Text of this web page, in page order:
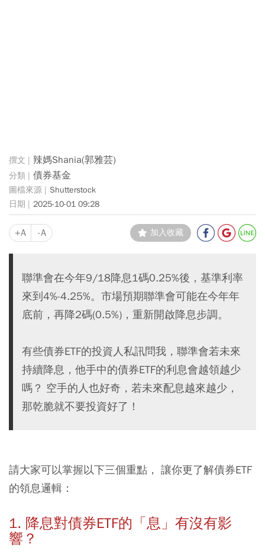
辣媽Shania(郭雅芸)
債券基金
Shutterstock
2025-10-01 09:28
+A -A 加入收藏
聯準會在今年9/18降息1碼0.25%後，基準利率
來到4%-4.25%。市場預期聯準會可能在今年年
底前，再降2碼(0.5%)，重新開啟降息步調。
有些債券ETF的投資人私訊問我，聯準會若未來
持續降息，他手中的債券ETF的利息會越領越少
嗎？ 空手的人也好奇，若未來配息越來越少，
那乾脆就不要投資好了！
請大家可以掌握以下三個重點， 讓你更了解債券ETF
的領息邏輯：
1. 降息對債券ETF的「息」有沒有影
響？